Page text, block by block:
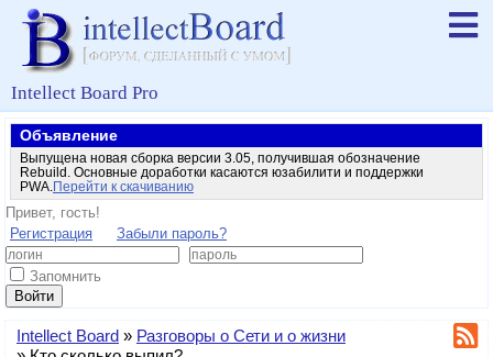
Intellect Board Pro
Объявление
Выпущена новая сборка версии 3.05, получившая обозначение
Rebuild. Основные доработки касаются юзабилити и поддержки
PWA. Перейти к скачиванию
Привет, гость!
Регистрация
Забыли пароль?
Запомнить
Войти
Intellect Board » Разговоры о Сети и о жизни